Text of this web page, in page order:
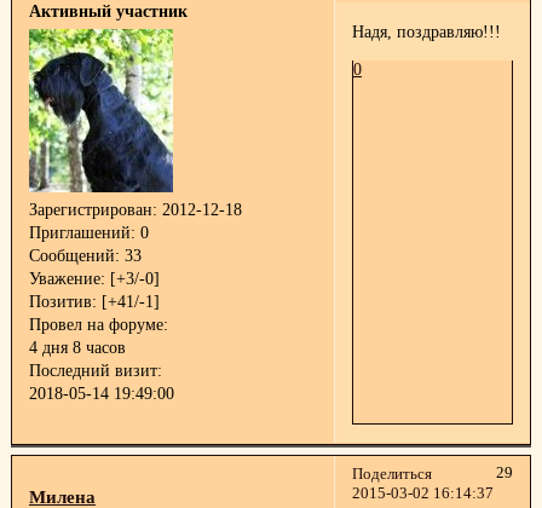
Активный участник
Зарегистрирован: 2012-12-18
Приглашений: 0
Сообщений: 33
Уважение: [+3/-0]
Позитив: [+41/-1]
Провел на форуме:
4 дня 8 часов
Последний визит:
2018-05-14 19:49:00
Надя, поздравляю!!!
0
Поделиться
29
2015-03-02 16:14:37
Милена